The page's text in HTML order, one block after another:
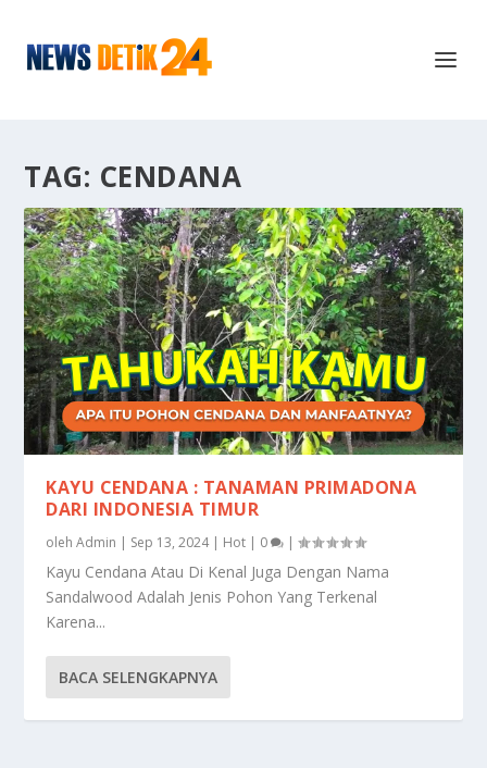
TAG: CENDANA
KAYU CENDANA : TANAMAN PRIMADONA
DARI INDONESIA TIMUR
olehAdmin | Sep 13, 2024| Hot | 0 |
Kayu Cendana Atau Di Kenal Juga Dengan Nama
Sandalwood Adalah Jenis Pohon Yang Terkenal
Karena...
BACA SELENGKAPNYA